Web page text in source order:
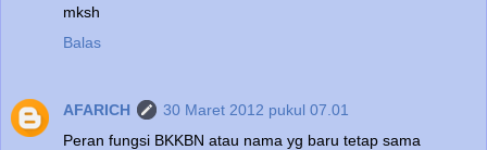
mksh
Balas
AFARICH
30 Maret 2012 pukul 07.01
Peran fungsi BKKBN atau nama yg baru tetap sama